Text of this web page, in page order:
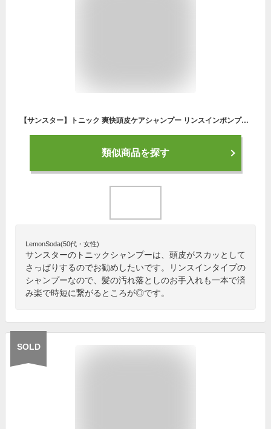
【サンスター】トニック 爽快頭皮ケアシャンプー リンスインポンプ 460mL【トニックシャンプー】【リンスインシャンプー】【TONIC】
類似商品を探す
LemonSoda(50代・女性)
サンスターのトニックシャンプーは、頭皮がスカッとして
さっぱりするのでお勧めしたいです。リンスインタイプの
シャンプーなので、髪の汚れ落としのお手入れも一本で済
み楽で時短に繋がるところが◎です。
SOLD